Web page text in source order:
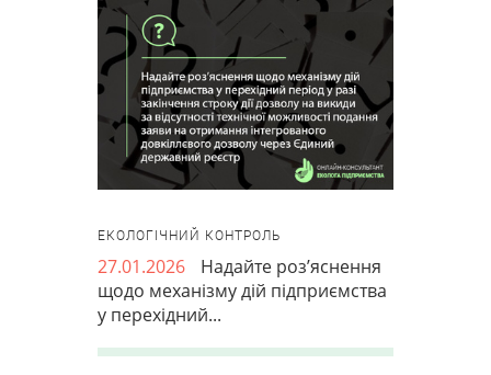
ЕКОЛОГІЧНИЙ КОНТРОЛЬ
27.01.2026
Надайте роз’яснення
щодо механізму дій підприємства
у перехідний...